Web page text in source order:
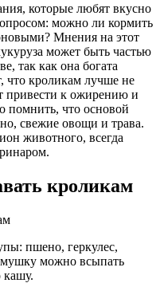
которые любят вкусно
можно ли кормить
Мнения на этот
может быть частью
так как она богата
что кроликам лучше не
привести к ожирению и
помнить, что основой
свежие овощи и трава.
животного, всегда
кроликам
пшено, геркулес,
можно всыпать
кашу.